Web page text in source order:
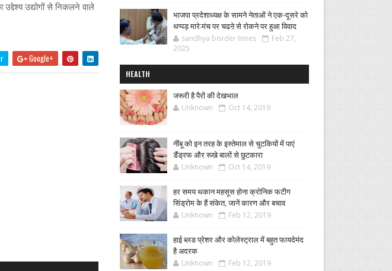
उद्योगों से निकलने वाले
Google+
भाजपा प्रदेशाध्यक्ष के सामने नेताओं ने एक-दूसरे को
थप्पड़ मारे:मंच पर चढऩे से रोकने पर हुआ विवाद
sandhya border times
Feb 27,
2025
HEALTH
जरूरी है पैरों की देखभाल
Unknown Oct 14, 2019
नींबू को इन तरह के इस्तेमाल से चुटकियों में पाएं
डैंड्रफ और रूखे बालों से छुटकारा
Unknown Oct 14, 2019
हर समय थकान महसूस होना क्रोनिक फटीग
सिंड्रोम के हैं संकेत, जानें कारण और बचाव
Unknown Feb 12, 2019
हाई ब्लड प्रेशर और कोलेस्ट्राल में बहुत फायदेमंद
है अदरक
Unknown Feb 12, 2019